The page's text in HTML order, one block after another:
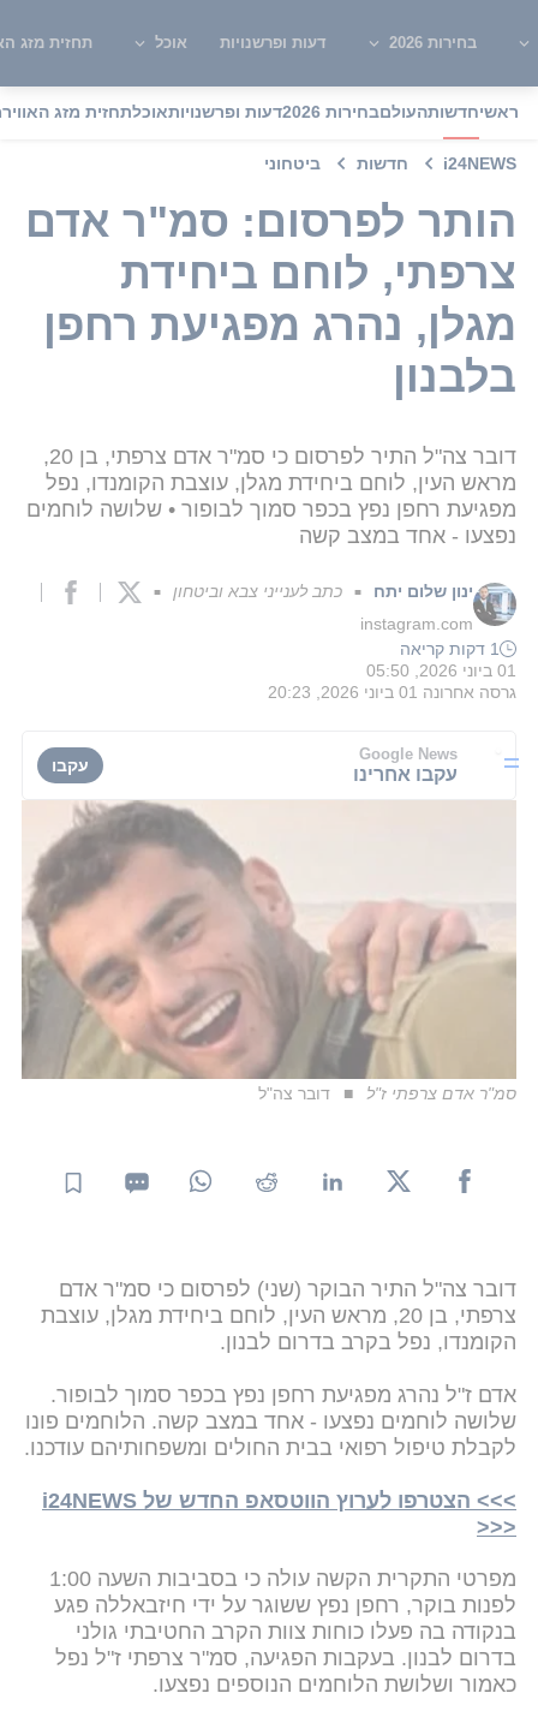
בחירות 2026 דעות ופרשנויות אוכל תחזית מזג
ראשיחדשותהעולםבחירות 2026 דעות ופרשנויותאוכלתחזית מזג האוויר
i24NEWS חדשות ביטחוני
הותר לפרסום: סמ"ר אדם
צרפתי, לוחם ביחידת
מגלן, נהרג מפגיעת רחפן
בלבנון
דובר צה"ל התיר לפרסום כי סמ"ר אדם צרפתי, בן 20,
מראש העין, לוחם ביחידת מגלן, עוצבת הקומנדו, נפל
מפגיעת רחפן נפץ בכפר סמוך לבופור • שלושה לוחמים
נפצעו - אחד במצב קשה
ינון שלום יתח ■ כתב לענייני צבא וביטחון ■
instagram.com
1 דקות קריאה
01 ביוני 2026, 05:50
גרסה אחרונה 01 ביוני 2026, 20:23
Google News
עקבו אחרינו עקבו
סמ"ר אדם צרפתי ז"ל דובר צה"ל
דובר צה"ל התיר הבוקר (שני) לפרסום כי סמ"ר אדם
צרפתי, בן 20, מראש העין, לוחם ביחידת מגלן, עוצבת
הקומנדו, נפל בקרב בדרום לבנון.
אדם ז"ל נהרג מפגיעת רחפן נפץ בכפר סמוך לבופור.
שלושה לוחמים נפצעו - אחד במצב קשה. הלוחמים פונו
לקבלת טיפול רפואי בבית החולים ומשפחותיהם עודכנו.
>>> הצטרפו לערוץ הווטסאפ החדש של i24NEWS
<<<
מפרטי התקרית הקשה עולה כי בסביבות השעה 1:00
לפנות בוקר, רחפן נפץ ששוגר על ידי חיזבאללה פגע
בנקודה בה פעלו כוחות צוות הקרב החטיבתי גולני
בדרום לבנון. בעקבות הפגיעה, סמ"ר צרפתי ז"ל נפל
כאמור ושלושת הלוחמים הנוספים נפצעו.